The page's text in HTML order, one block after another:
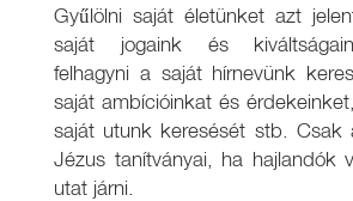
Gyűlölni saját életünket azt
saját jogaink és
felhagyni a saját hírnevünk
saját ambícióinkat és
saját utunk keresését stb. Csak
Jézus tanítványai, ha hajlandók
utat járni.